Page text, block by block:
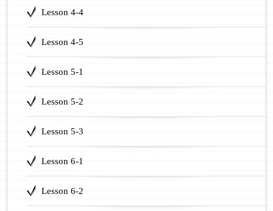
Lesson 4-4
Lesson 4-5
Lesson 5-1
Lesson 5-2
Lesson 5-3
Lesson 6-1
Lesson 6-2